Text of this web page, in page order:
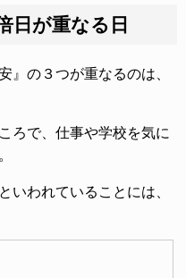
日が重なる日
』の３つが重なるのは、
ろで、仕事や学校を気に
いわれていることには、